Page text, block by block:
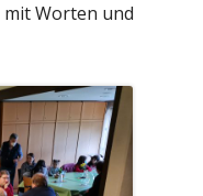
Worten und